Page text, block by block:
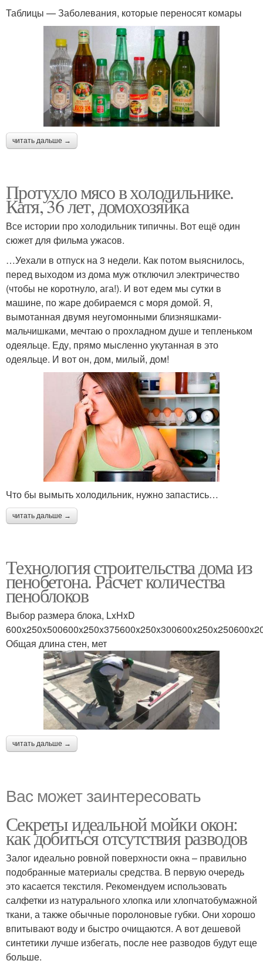
Таблицы — Заболевания, которые переносят комары
читать дальше →
Протухло мясо в холодильнике.
Катя, 36 лет, домохозяйка
Все истории про холодильник типичны. Вот ещё один
сюжет для фильма ужасов.
…Уехали в отпуск на 3 недели. Как потом выяснилось,
перед выходом из дома муж отключил электричество
(чтобы не коротнуло, ага!). И вот едем мы сутки в
машине, по жаре добираемся с моря домой. Я,
вымотанная двумя неугомонными близняшками-
мальчишками, мечтаю о прохладном душе и тепленьком
одеяльце. Еду, прямо мысленно укутанная в это
одеяльце. И вот он, дом, милый, дом!
Что бы вымыть холодильник, нужно запастись…
читать дальше →
Технология строительства дома из
пенобетона. Расчет количества
пеноблоков
Выбор размера блока, LxHxD
Общая длина стен, мет
читать дальше →
Вас может заинтересовать
Секреты идеальной мойки окон:
как добиться отсутствия разводов
Залог идеально ровной поверхности окна – правильно
подобранные материалы средства. В первую очередь
это касается текстиля. Рекомендуем использовать
салфетки из натурального хлопка или хлопчатобумажной
ткани, а также обычные поролоновые губки. Они хорошо
впитывают воду и быстро очищаются. А вот дешевой
синтетики лучше избегать, после нее разводов будут еще
больше.